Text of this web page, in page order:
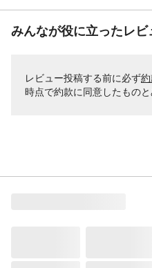
みんなが役に立ったレビ
レビュー投稿する前に必ず
時点で約款に同意したものと